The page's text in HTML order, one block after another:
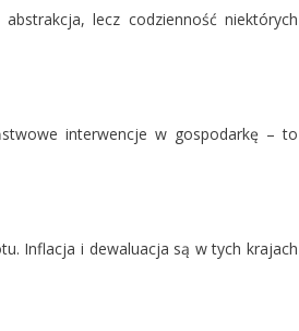
lecz codzienność niektórych
interwencje w gospodarkę – to
Inflacja i dewaluacja są w tych krajach